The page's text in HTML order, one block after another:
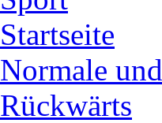
Startseite
Normale und
Rückwärts